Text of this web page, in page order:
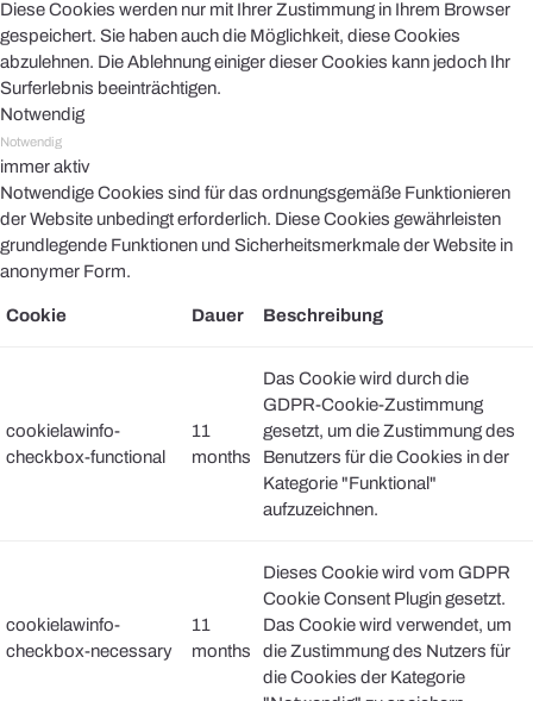
Diese Cookies werden nur mit Ihrer Zustimmung in Ihrem Browser
gespeichert. Sie haben auch die Möglichkeit, diese Cookies
abzulehnen. Die Ablehnung einiger dieser Cookies kann jedoch Ihr
Surferlebnis beeinträchtigen.
Notwendig
Notwendig
immer aktiv
Notwendige Cookies sind für das ordnungsgemäße Funktionieren
der Website unbedingt erforderlich. Diese Cookies gewährleisten
grundlegende Funktionen und Sicherheitsmerkmale der Website in
anonymer Form.
Cookie Dauer Beschreibung
cookielawinfo-
checkbox-functional
11
months
Das Cookie wird durch die
GDPR-Cookie-Zustimmung
gesetzt, um die Zustimmung des
Benutzers für die Cookies in der
Kategorie "Funktional"
aufzuzeichnen.
cookielawinfo-
checkbox-necessary
11
months
Dieses Cookie wird vom GDPR
Cookie Consent Plugin gesetzt.
Das Cookie wird verwendet, um
die Zustimmung des Nutzers für
die Cookies der Kategorie